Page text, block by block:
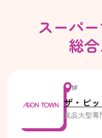
スーパ
総
1F
ザ・ビ
食品大型